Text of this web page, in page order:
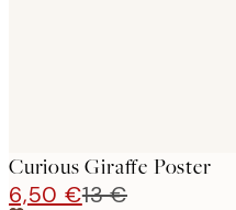
Curious Giraffe Poster
6,50 €13 €